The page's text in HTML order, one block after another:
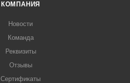
КОМПАНИЯ
Новости
Команда
Реквизиты
Отзывы
Сертификаты